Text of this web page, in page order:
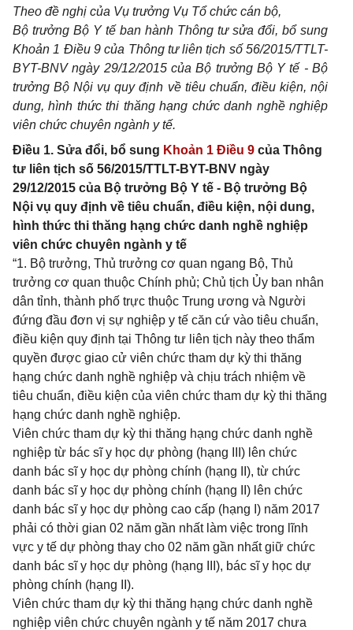
Theo đề nghị của Vụ trưởng Vụ Tổ chức cán bộ,
Bộ trưởng Bộ Y tế ban hành Thông tư sửa đổi, bổ sung
Khoản 1 Điều 9 của Thông tư liên tịch số 56/2015/TTLT-
BYT-BNVngày 29/12/2015của Bộ trưởng Bộ Y tế - Bộ
trưởng Bộ Nội vụ quy định về tiêu chuẩn, điềukiện, nội
dung, hình thức thi thăng hạng chức danh nghề nghiệp
viên chức chuyên ngành y tế.
Điều 1. Sửa đổi, bổ sung Khoản 1 Điều 9 của Thông
tư liên tịch số 56/2015/TTLT-BYT-BNV ngày
29/12/2015 của Bộ trưởng Bộ Y tế - Bộ trưởng Bộ
Nội vụ quy định về tiêu chuẩn, điều kiện, nội dung,
hình thức thi thăng hạng chức danh nghề nghiệp
viên chức chuyên ngành y tế
“1. Bộ trưởng, Thủ trưởng cơ quan ngang Bộ, Thủ
trưởng cơ quan thuộc Chính phủ; Chủ tịch Ủy ban nhân
dân tỉnh, thành phố trực thuộc Trung ương và Người
đứng đầu đơn vị sự nghiệp y tế căn cứ vào tiêu chuẩn,
điều kiện quy định tại Thông tư liên tịch này theo thẩm
quyền được giao cử viên chức tham dự kỳ thi thăng
hạng chức danh nghề nghiệp và chịu trách nhiệm về
tiêu chuẩn, điều kiện của viên chức tham dự kỳ thi thăng
hạng chức danh nghề nghiệp.
Viên chức tham dự kỳ thi thăng hạng chức danh nghề
nghiệp từ bác sĩ y học dự phòng (hạng III) lên chức
danh bác sĩ y học dự phòng chính (hạng II), từ chức
danh bác sĩ y học dự phòng chính (hạng II) lên chức
danh bác sĩ y học dự phòng cao cấp (hạng I) năm 2017
phải có thời gian 02 năm gần nhất làm việc trong lĩnh
vực y tế dự phòng thay cho 02 năm gần nhất giữ chức
danh bác sĩ y học dự phòng (hạng III), bác sĩ y học dự
phòng chính (hạng II).
Viên chức tham dự kỳ thi thăng hạng chức danh nghề
nghiệp viên chức chuyên ngành y tế năm 2017 chưa